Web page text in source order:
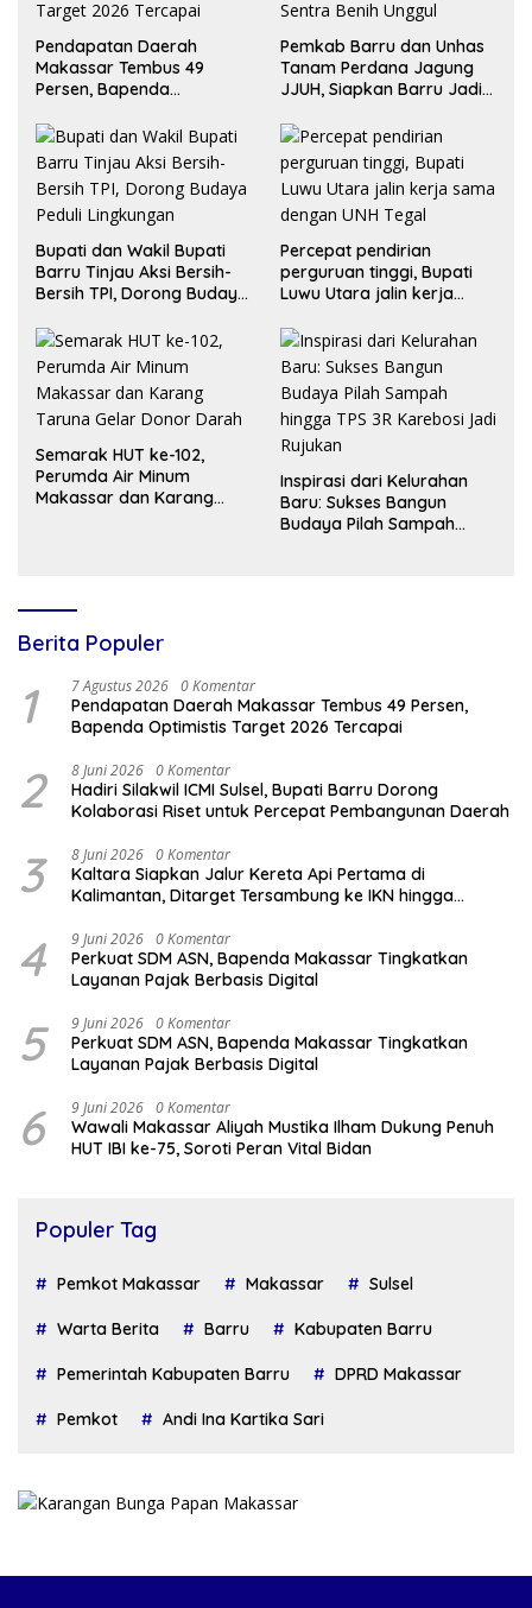
Pendapatan Daerah
Makassar Tembus 49
Persen, Bapenda
Tercapai
Pemkab Barru dan Unhas
Tanam Perdana Jagung
JJUH, Siapkan Barru Jadi
Bupati dan Wakil Bupati
Barru Tinjau Aksi Bersih-
Bersih TPI, Dorong Budaya
Percepat pendirian
perguruan tinggi, Bupati
Luwu Utara jalin kerja
Semarak HUT ke-102,
Perumda Air Minum
Makassar dan Karang
Inspirasi dari Kelurahan
Baru: Sukses Bangun
Budaya Pilah Sampah
Berita Populer
1 7 Agustus 2026 0 Komentar
Pendapatan Daerah Makassar Tembus 49 Persen,
Bapenda Optimistis Target 2026 Tercapai
2 8 Juni 2026 0 Komentar
Hadiri Silakwil ICMI Sulsel, Bupati Barru Dorong
Kolaborasi Riset untuk Percepat Pembangunan Daerah
3 8 Juni 2026 0 Komentar
Kaltara Siapkan Jalur Kereta Api Pertama di
Kalimantan, Ditarget Tersambung ke IKN hingga
4 9 Juni 2026 0 Komentar
Perkuat SDM ASN, Bapenda Makassar Tingkatkan
Layanan Pajak Berbasis Digital
5 9 Juni 2026 0 Komentar
Perkuat SDM ASN, Bapenda Makassar Tingkatkan
Layanan Pajak Berbasis Digital
6 9 Juni 2026 0 Komentar
Wawali Makassar Aliyah Mustika Ilham Dukung Penuh
HUT IBI ke-75, Soroti Peran Vital Bidan
Populer Tag
Pemkot Makassar Makassar Sulsel
Warta Berita Barru Kabupaten Barru
Pemerintah Kabupaten Barru DPRD Makassar
Pemkot Andi Ina Kartika Sari